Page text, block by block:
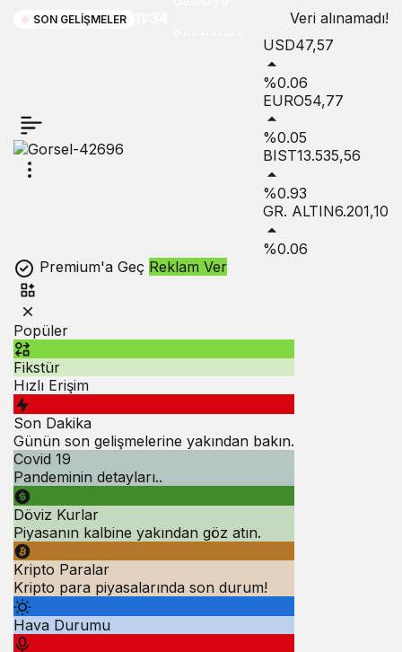
SON GELIŞMELER
Veri alınamadı!
USD47,57
%0.06
EURO54,77
%0.05
BIST13.535,56
%0.93
GR. ALTIN6.201,10
%0.06
Premium'a Geç Reklam Ver
Popüler
Fikstür
Hızlı Erişim
Son Dakika
Günün son gelişmelerine yakından bakın.
Covid 19
Pandeminin detayları..
Döviz Kurlar
Piyasanın kalbine yakından göz atın.
Kripto Paralar
Kripto para piyasalarında son durum!
Hava Durumu